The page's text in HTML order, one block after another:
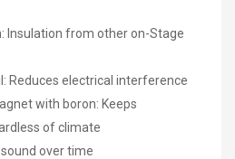
Insulation from other on-Stage
Reduces electrical interference
with boron: Keeps
of climate
over time